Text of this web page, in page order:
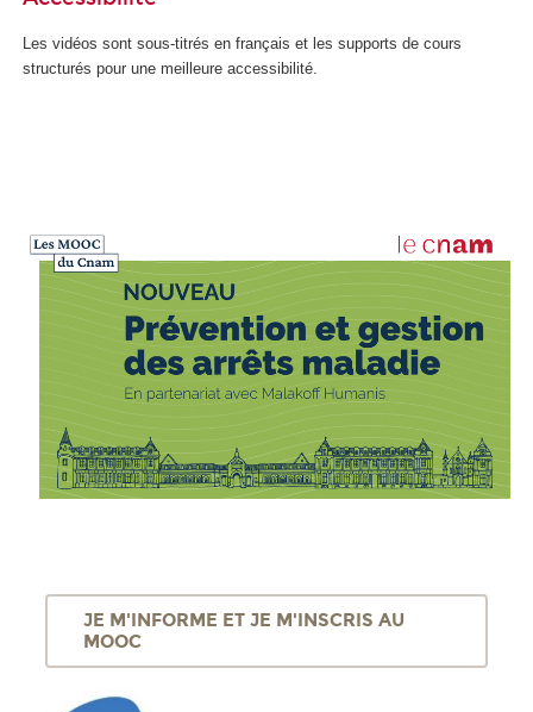
Les vidéos sont sous-titrés en français et les supports de cours
structurés pour une meilleure accessibilité.
JE M'INFORME ET JE M'INSCRIS AU
MOOC